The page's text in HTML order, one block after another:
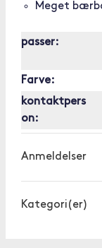
Meget
passer:
Farve:
kontaktpers
on:
Anmeldelser
Kategori(er)